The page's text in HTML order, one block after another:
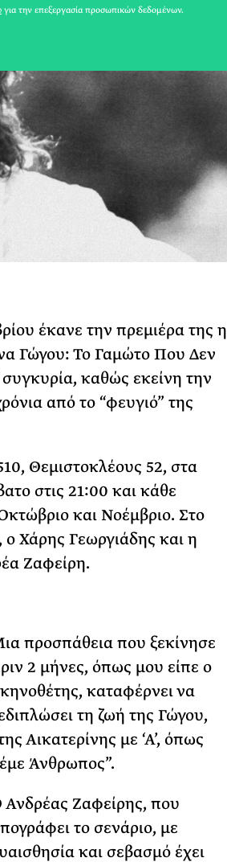
έκανε την πρεμιέρα της η
Γώγου: Το Γαμώτο Που Δεν
καθώς εκείνη την
από το “φευγιό” της
Θεμιστοκλέους 52, στα
στις 21:00 και κάθε
και Νοέμβριο. Στο
Χάρης Γεωργιάδης και η
Ζαφείρη.
προσπάθεια που ξεκίνησε
2 μήνες, όπως μου είπε ο
καταφέρνει να
τη ζωή της Γώγου,
Αικατερίνης με ‘Α’, όπως
Άνθρωπος”.
Ανδρέας Ζαφείρης, που
το σενάριο, με
και σεβασμό έχει
Φωτογραφίζεται πριν
Ακόμη Αρχίσει
ΡΙΑ ΣΠΥΡΟΥ
για την επεξεργασία προσωπικών δεδομένων.